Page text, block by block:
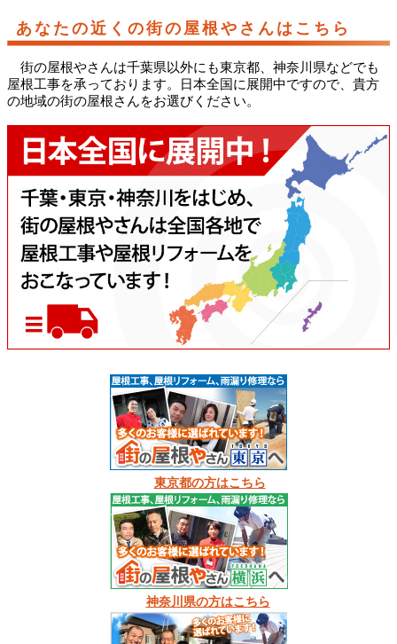
あなたの近くの街の屋根やさんはこちら
街の屋根やさんは千葉県以外にも東京都、神奈川県などでも
屋根工事を承っております。日本全国に展開中ですので、貴方
の地域の街の屋根さんをお選びください。
東京都の方はこちら
神奈川県の方はこちら